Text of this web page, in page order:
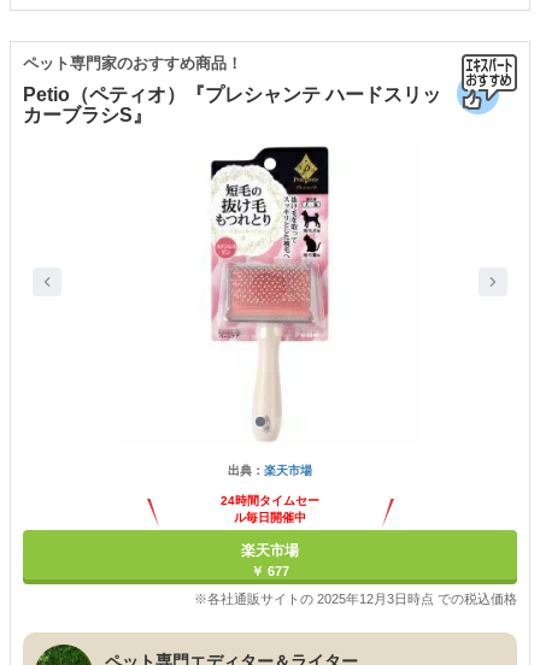
Petio（ペティオ）『プレシャンテ ハードスリッ
カーブラシS』
ペット専門家のおすすめ商品！
出典： 楽天市場
24時間タイムセー
ル毎日開催中
楽天市場
￥ 677
※各社通販サイトの 2025年12月3日時点 での税込価格